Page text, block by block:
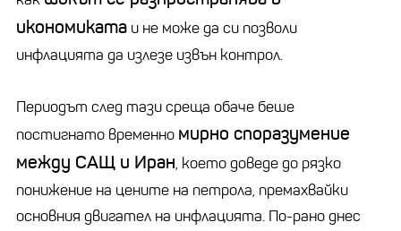
икономиката и не може да си позволи
инфлацията да излезе извън контрол.
Периодът след тази среща обаче беше
постигнато временно мирно споразумение
между САЩ и Иран, което доведе до рязко
понижение на цените на петрола, премахвайки
основния двигател на инфлацията. По-рано днес